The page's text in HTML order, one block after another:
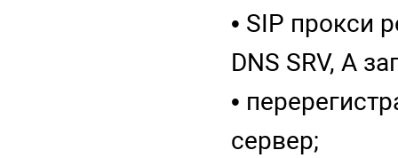
• SIP прокси
DNS SRV, A
•
сервер;